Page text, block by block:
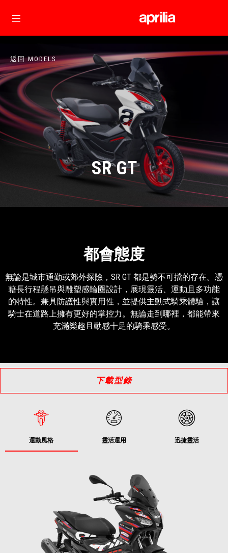
前往主要內容
返回 MODELS
SR GT
都會態度
無論是城市通勤或郊外探險，SR GT 都是勢不可擋的存在。憑
藉長行程懸吊與雕塑感輪圈設計，展現靈活、運動且多功能
的特性。兼具防護性與實用性，並提供主動式騎乘體驗，讓
騎士在道路上擁有更好的掌控力。無論走到哪裡，都能帶來
充滿樂趣且動感十足的騎乘感受。
下載型錄
運動風格 靈活運用 迅捷靈活